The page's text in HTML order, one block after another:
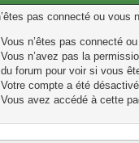
pas connecté ou vous
Vous n’êtes pas connecté
Vous n’avez pas la
du forum pour voir si vous
Votre compte a été
Vous avez accédé à cette